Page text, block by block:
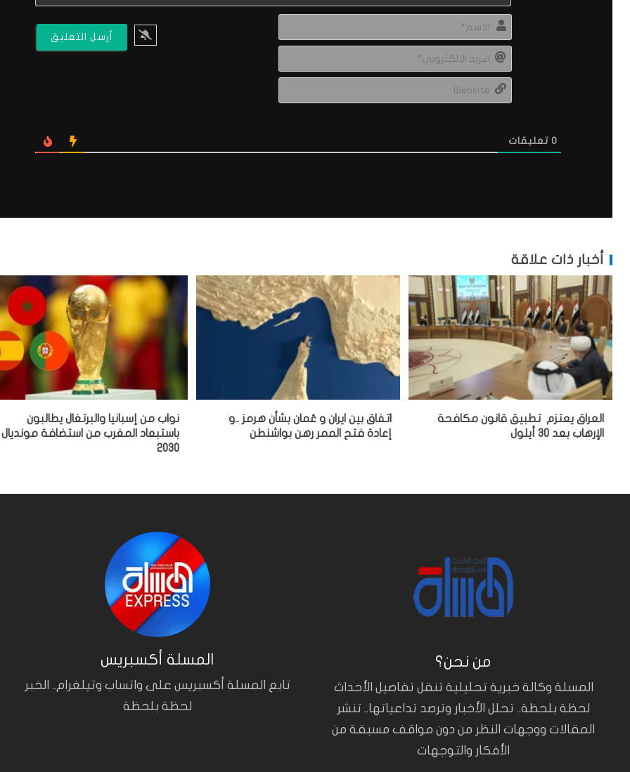
0 تعليقات
أخبار ذات علاقة
العراق يعتزم تطبيق قانون مكافحة
الإرهاب بعد 30 أيلول
اتفاق بين ايران و عُمان بشأن هرمز ..و
إعادة فتح الممر رهن بواشنطن
نواب من إسبانيا والبرتغال يطالبون
باستبعاد المغرب من استضافة مونديال
2030
المسلة أكسبريس
تابع المسلة أكسبريس على واتساب وتيلغرام.. الخبر
لحظة بلحظة
من نحن؟
المسلة وكالة خبرية تحليلية تنقل تفاصيل الأحداث
لحظة بلحظة.. تحلل الأخبار وترصد تداعياتها.. تنشر
المقالات ووجهات النظر من دون مواقف مسبقة من
الأفكار والتوجهات